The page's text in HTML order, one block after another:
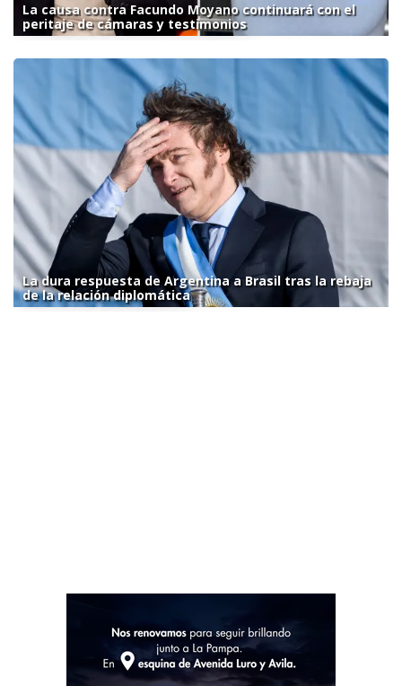
La causa contra Facundo Moyano continuará con el
peritaje de cámaras y testimonios
La dura respuesta de Argentina a Brasil tras la rebaja
de la relación diplomática